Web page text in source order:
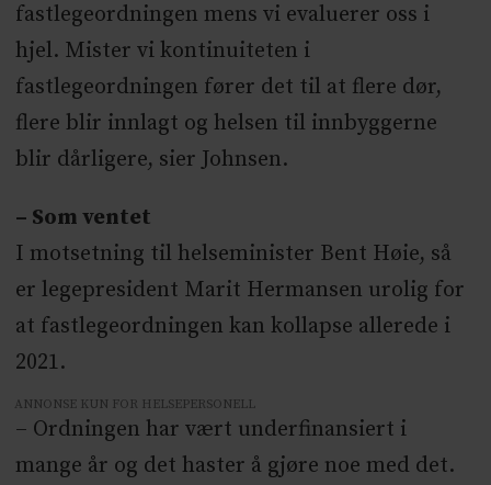
fastlegeordningen mens vi evaluerer oss i
hjel. Mister vi kontinuiteten i
fastlegeordningen fører det til at flere dør,
flere blir innlagt og helsen til innbyggerne
blir dårligere, sier Johnsen.
– Som ventet
I motsetning til helseminister Bent Høie, så
er legepresident Marit Hermansen urolig for
at fastlegeordningen kan kollapse allerede i
2021.
ANNONSE KUN FOR HELSEPERSONELL
– Ordningen har vært underfinansiert i
mange år og det haster å gjøre noe med det.